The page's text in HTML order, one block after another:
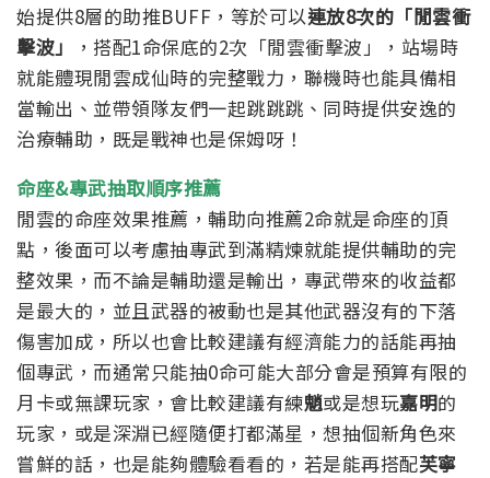
始提供8層的助推BUFF，等於可以連放8次的「閒雲衝
擊波」
，搭配1命保底的2次「閒雲衝擊波」，站場時
就能體現閒雲成仙時的完整戰力，聯機時也能具備相
當輸出、並帶領隊友們一起跳跳跳、同時提供安逸的
治療輔助，既是戰神也是保姆呀！
命座&專武抽取順序推薦
閒雲的命座效果推薦，輔助向推薦2命就是命座的頂
點，後面可以考慮抽專武到滿精煉就能提供輔助的完
整效果，而不論是輔助還是輸出，專武帶來的收益都
是最大的，並且武器的被動也是其他武器沒有的下落
傷害加成，所以也會比較建議有經濟能力的話能再抽
個專武，而通常只能抽0命可能大部分會是預算有限的
月卡或無課玩家，會比較建議有練魈或是想玩嘉明的
玩家，或是深淵已經隨便打都滿星，想抽個新角色來
嘗鮮的話，也是能夠體驗看看的，若是能再搭配芙寧